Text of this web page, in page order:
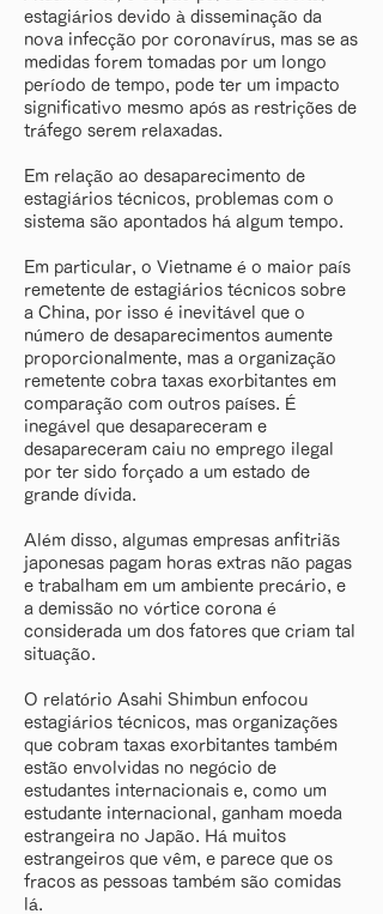
estagiários devido à disseminação da
nova infecção por coronavírus, mas se as
medidas forem tomadas por um longo
período de tempo, pode ter um impacto
significativo mesmo após as restrições de
tráfego serem relaxadas.
Em relação ao desaparecimento de
estagiários técnicos, problemas com o
sistema são apontados há algum tempo.
Em particular, o Vietname é o maior país
remetente de estagiários técnicos sobre
a China, por isso é inevitável que o
número de desaparecimentos aumente
proporcionalmente, mas a organização
remetente cobra taxas exorbitantes em
comparação com outros países. É
inegável que desapareceram e
desapareceram caiu no emprego ilegal
por ter sido forçado a um estado de
grande dívida.
Além disso, algumas empresas anfitriãs
japonesas pagam horas extras não pagas
e trabalham em um ambiente precário, e
a demissão no vórtice corona é
considerada um dos fatores que criam tal
situação.
O relatório Asahi Shimbun enfocou
estagiários técnicos, mas organizações
que cobram taxas exorbitantes também
estão envolvidas no negócio de
estudantes internacionais e, como um
estudante internacional, ganham moeda
estrangeira no Japão. Há muitos
estrangeiros que vêm, e parece que os
fracos as pessoas também são comidas
lá.